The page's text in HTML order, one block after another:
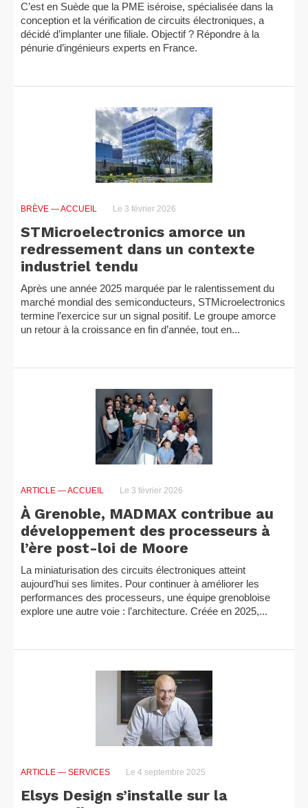
C’est en Suède que la PME iséroise, spécialisée dans la
conception et la vérification de circuits électroniques, a
décidé d’implanter une filiale. Objectif ? Répondre à la
pénurie d’ingénieurs experts en France.
BRÈVE — ACCUEIL Le 3 février 2026
STMicroelectronics amorce un
redressement dans un contexte
industriel tendu
Après une année 2025 marquée par le ralentissement du
marché mondial des semiconducteurs, STMicroelectronics
termine l’exercice sur un signal positif. Le groupe amorce
un retour à la croissance en fin d’année, tout en...
ARTICLE — ACCUEIL Le 3 février 2026
À Grenoble, MADMAX contribue au
développement des processeurs à
l’ère post-loi de Moore
La miniaturisation des circuits électroniques atteint
aujourd’hui ses limites. Pour continuer à améliorer les
performances des processeurs, une équipe grenobloise
explore une autre voie : l’architecture. Créée en 2025,...
ARTICLE — SERVICES Le 4 septembre 2025
Elsys Design s’installe sur la